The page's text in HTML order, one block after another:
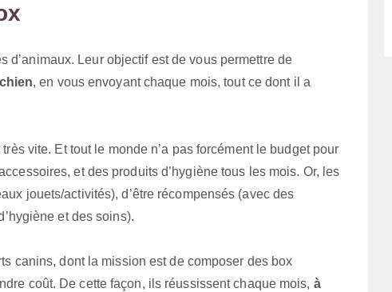
d’animaux. Leur objectif est de vous permettre de
, en vous envoyant chaque mois, tout ce dont il a
vite. Et tout le monde n’a pas forcément le budget pour
et des produits d’hygiène tous les mois. Or, les
jouets/activités), d’être récompensés (avec des
et des soins).
canins, dont la mission est de composer des box
coût. De cette façon, ils réussissent chaque mois, à